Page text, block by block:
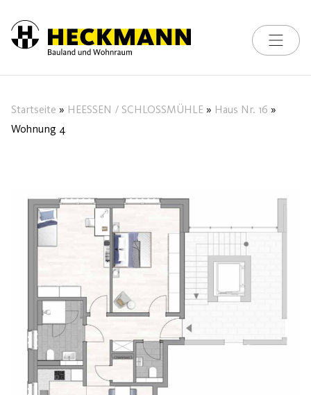
Skip to content
Toggle
Startseite » HEESSEN / SCHLOSSMÜHLE » Haus Nr. 16 »
Wohnung 4